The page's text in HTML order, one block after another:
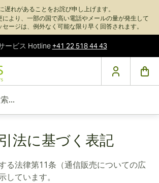
遅れがあることをお詫び申し上げます。
より、一部の国で高い電話やメールの量が発生して
ージは、例外なく可能な限り早く回答されます。
ービス Hotline+41 22 518 44 43
法に基づく表記
る法律第11条（通信販売についての広
しています。